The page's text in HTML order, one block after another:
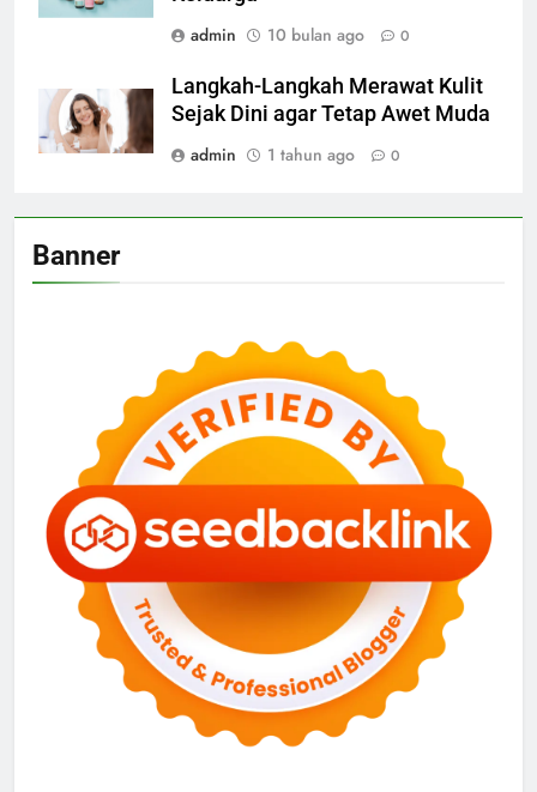
admin
10 bulan ago 0
Langkah-Langkah Merawat Kulit
Sejak Dini agar Tetap Awet Muda
admin
1 tahun ago 0
Banner